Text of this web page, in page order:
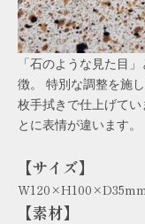
「石のような見た目
徴。 特別な調整を施
枚手拭きで仕上げて
とに表情が違います。
【サイズ】
W120×H100×D35mm
【素材】